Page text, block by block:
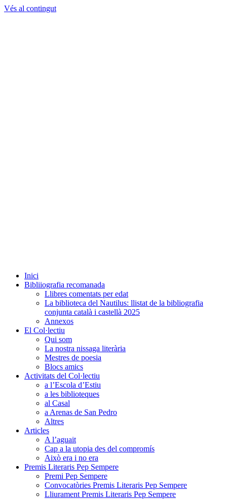
Vés al contingut
Inici
Bibliiografia recomanada
Llibres comentats per edat
La biblioteca del Nautilus: llistat de la bibliografia
conjunta català i castellà 2025
Annexos
El Col·lectiu
Qui som
La nostra nissaga literària
Mestres de poesia
Blocs amics
Activitats del Col·lectiu
a l’Escola d’Estiu
a les biblioteques
al Casal
a Arenas de San Pedro
Altres
Articles
A l’aguait
Cap a la utopia des del compromís
Això era i no era
Premis Literaris Pep Sempere
Premi Pep Sempere
Convocatòries Premis Literaris Pep Sempere
Lliurament Premis Literaris Pep Sempere